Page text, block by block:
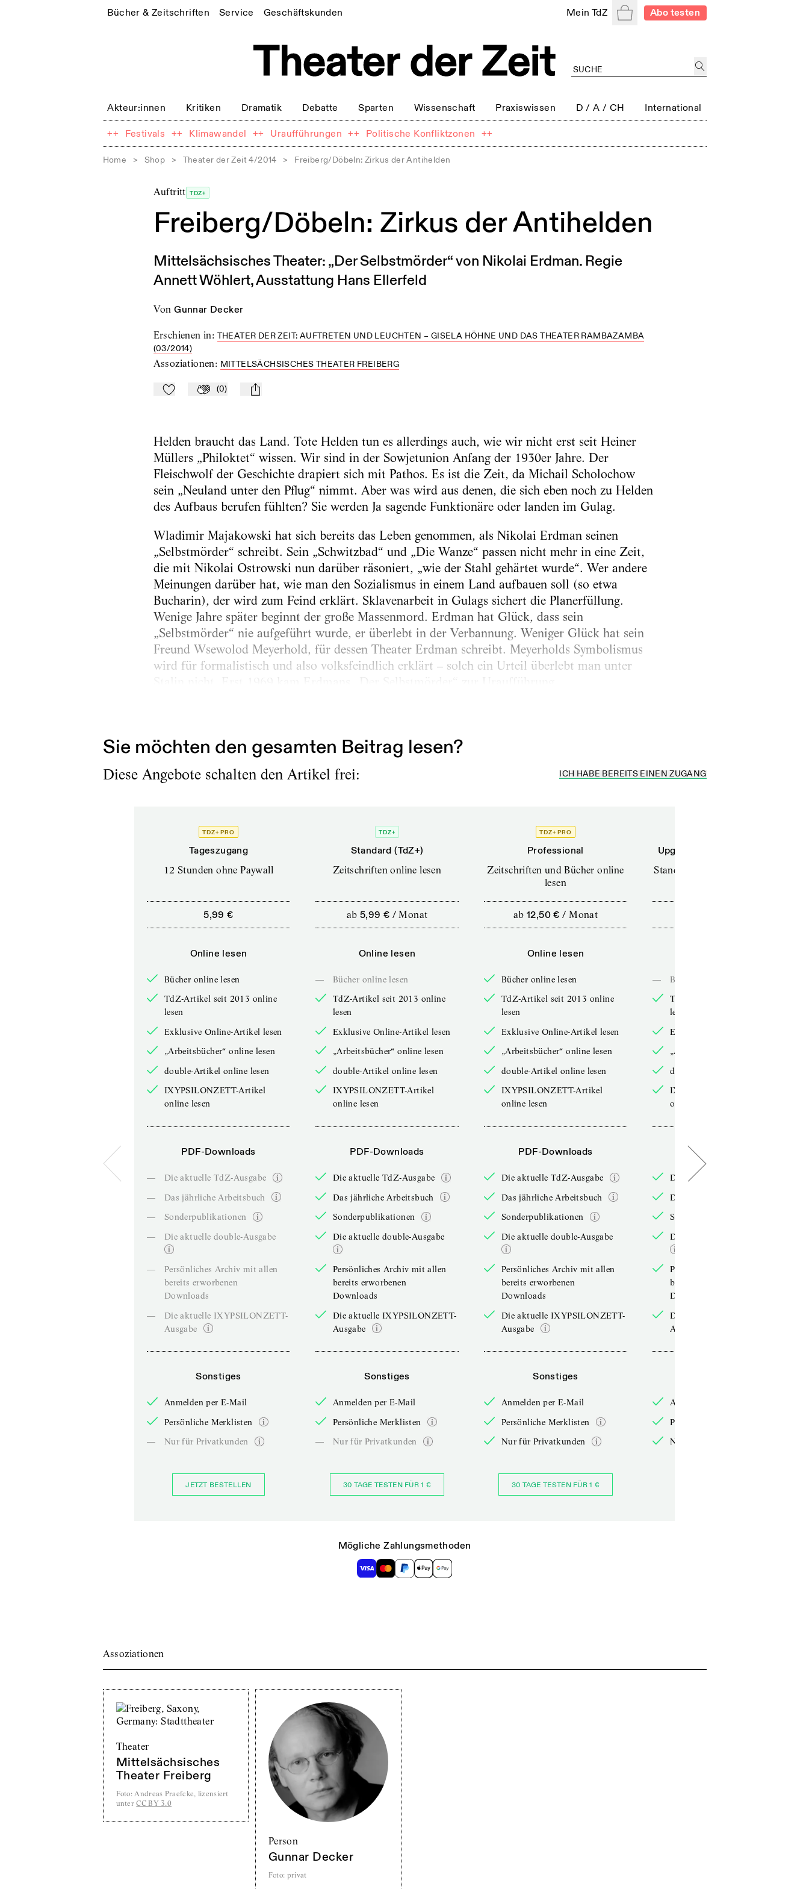
Bücher & Zeitschriften Service Geschäftskunden Mein TdZ WarenkorbAbo testen
Akteur:innen Kritiken Dramatik Debatte Sparten Wissenschaft Praxiswissen D / A / CH International
++ Festivals ++ Klimawandel ++ Uraufführungen ++ Politische Konfliktzonen ++
Home > Shop > Theater der Zeit 4/2014 > Freiberg/Döbeln: Zirkus der Antihelden
Auftritt TDZ+
Freiberg/Döbeln: Zirkus der Antihelden
Mittelsächsisches Theater: „Der Selbstmörder“ von Nikolai Erdman. Regie
Annett Wöhlert, Ausstattung Hans Ellerfeld
von Gunnar Decker
Erschienen in: THEATER DER ZEIT: AUFTRETEN UND LEUCHTEN – GISELA HÖHNE UND DAS THEATER RAMBAZAMBA
(03/2014)
Assoziationen: MITTELSÄCHSISCHES THEATER FREIBERG
Zu Mein-TdZ hinzufügen
Applaudieren
(0) mail
Helden braucht das Land. Tote Helden tun es allerdings auch, wie wir nicht erst seit Heiner
Müllers „Philoktet“ wissen. Wir sind in der Sowjetunion Anfang der 1930er Jahre. Der
Fleischwolf der Geschichte drapiert sich mit Pathos. Es ist die Zeit, da Michail Scholochow
sein „Neuland unter den Pflug“ nimmt. Aber was wird aus denen, die sich eben noch zu Helden
des Aufbaus berufen fühlten? Sie werden Ja sagende Funktionäre oder landen im Gulag.
Wladimir Majakowski hat sich bereits das Leben genommen, als Nikolai Erdman seinen
„Selbstmörder“ schreibt. Sein „Schwitzbad“ und „Die Wanze“ passen nicht mehr in eine Zeit,
die mit Nikolai Ostrowski nun darüber räsoniert, „wie der Stahl gehärtet wurde“. Wer andere
Meinungen darüber hat, wie man den Sozialismus in einem Land aufbauen soll (so etwa
Bucharin), der wird zum Feind erklärt. Sklavenarbeit in Gulags sichert die Planerfüllung.
Wenige Jahre später beginnt der große Massenmord. Erdman hat Glück, dass sein
„Selbstmörder“ nie aufgeführt wurde, er überlebt in der Verbannung. Weniger Glück hat sein
Freund Wsewolod Meyerhold, für dessen Theater Erdman schreibt. Meyerholds Symbolismus
wird für formalistisch und also volksfeindlich erklärt – solch ein Urteil überlebt man unter
Sie möchten den gesamten Beitrag lesen?
Diese Angebote schalten den Artikel frei: ICH HABE BEREITS EINEN ZUGANG
TDZ+ PRO
Tageszugang
12 Stunden ohne Paywall
5,99 €
Online lesen
Bücher online lesen
TdZ-Artikel seit 2013 online
lesen
Exklusive Online-Artikel lesen
„Arbeitsbücher“ online lesen
double-Artikel online lesen
IXYPSILONZETT-Artikel
online lesen
PDF-Downloads
—
Die aktuelle TdZ-Ausgabe
—
Das jährliche Arbeitsbuch
—
Sonderpublikationen
—
Die aktuelle double-Ausgabe
—
Persönliches Archiv mit allen
bereits erworbenen
Downloads
—
Die aktuelle IXYPSILONZETT-
Ausgabe
Sonstiges
Anmelden per E-Mail
Persönliche Merklisten
—
Nur für Privatkunden
JETZT BESTELLEN
TDZ+
Standard (TdZ+)
Zeitschriften online lesen
ab 5,99 € /Monat
Online lesen
—
Bücher online lesen
TdZ-Artikel seit 2013 online
lesen
Exklusive Online-Artikel lesen
„Arbeitsbücher“ online lesen
double-Artikel online lesen
IXYPSILONZETT-Artikel
online lesen
PDF-Downloads
Die aktuelle TdZ-Ausgabe
Das jährliche Arbeitsbuch
Sonderpublikationen
Die aktuelle double-Ausgabe
Persönliches Archiv mit allen
bereits erworbenen
Downloads
Die aktuelle IXYPSILONZETT-
Ausgabe
Sonstiges
Anmelden per E-Mail
Persönliche Merklisten
—
Nur für Privatkunden
30 TAGE TESTEN FÜR 1 €
TDZ+ PRO
Professional
Zeitschriften und Bücher online
lesen
ab 12,50 € /Monat
Online lesen
Bücher online lesen
TdZ-Artikel seit 2013 online
lesen
Exklusive Online-Artikel lesen
„Arbeitsbücher“ online lesen
double-Artikel online lesen
IXYPSILONZETT-Artikel
online lesen
PDF-Downloads
Die aktuelle TdZ-Ausgabe
Das jährliche Arbeitsbuch
Sonderpublikationen
Die aktuelle double-Ausgabe
Persönliches Archiv mit allen
bereits erworbenen
Downloads
Die aktuelle IXYPSILONZETT-
Ausgabe
Sonstiges
Anmelden per E-Mail
Persönliche Merklisten
Nur für Privatkunden
30 TAGE TESTEN FÜR 1 €
Upgrade für Printabonnenten
Standard (TdZ+) – Zeitschriften
—
Bücher online lesen
TdZ-Artikel seit 2013 online
lesen
Exklusive Online-Artikel lesen
„Arbeitsbücher“ online lesen
double-Artikel online lesen
IXYPSILONZETT-Artikel
online lesen
PDF-Downloads
Die aktuelle TdZ-Ausgabe
Das jährliche Arbeitsbuch
Sonderpublikationen
Die aktuelle double-Ausgabe
Persönliches Archiv mit allen
bereits erworbenen
Downloads
Die aktuelle IXYPSILONZETT-
Ausgabe
Anmelden per E-Mail
Persönliche Merklisten
Nur für Privatkunden
Mögliche Zahlungsmethoden
Assoziationen
Theater
Mittelsächsisches
Theater Freiberg
Foto: Andreas Praefcke, lizensiert
unterCC BY 3.0
Person
Gunnar Decker
Foto: privat